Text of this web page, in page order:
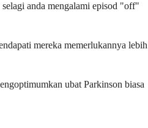
anda mengalami episod "off"
mereka memerlukannya lebih
ubat Parkinson biasa